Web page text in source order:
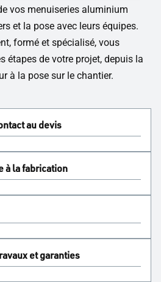
vos menuiseries aluminium
et la pose avec leurs équipes.
formé et spécialisé, vous
étapes de votre projet, depuis la
à la pose sur le chantier.
au devis
à la fabrication
et garanties